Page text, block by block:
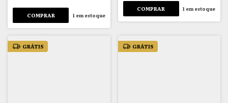
1em estoque
1 em estoque
GRÁTIS GRÁTIS